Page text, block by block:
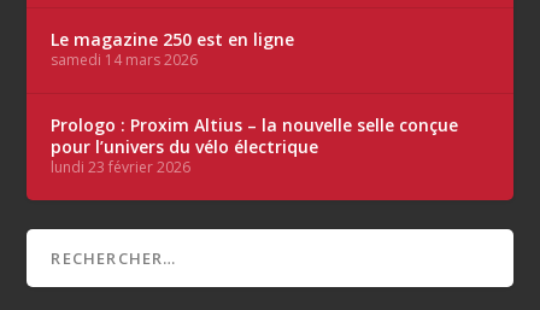
Le magazine 250 est en ligne
samedi 14 mars 2026
Prologo : Proxim Altius – la nouvelle selle conçue
pour l’univers du vélo électrique
lundi 23 février 2026